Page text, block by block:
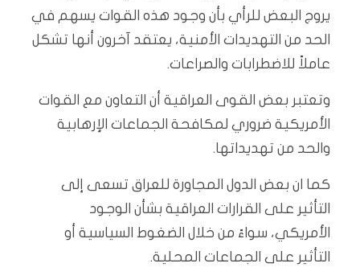
يروج البعض للرأي بأن وجود هذه القوات يسهم في
الحد من التهديدات الأمنية، يعتقد آخرون أنها تشكل
عاملاً للاضطرابات والصراعات.
وتعتبر بعض القوى العراقية أن التعاون مع القوات
الأمريكية ضروري لمكافحة الجماعات الإرهابية
والحد من تهديداتها.
كما ان بعض الدول المجاورة للعراق تسعى إلى
التأثير على القرارات العراقية بشأن الوجود
الأمريكي، سواءً من خلال الضغوط السياسية أو
التأثير على الجماعات المحلية.